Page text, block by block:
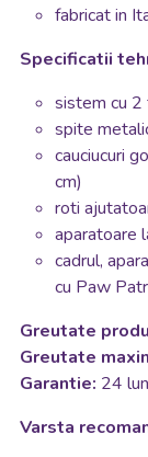
fabricat in
Specificatii
sistem cu 2
spite
cauciucuri
cm)
roti
aparatoare
cadrul,
cu Paw
Greutate
Greutate
Garantie: 24
Varsta